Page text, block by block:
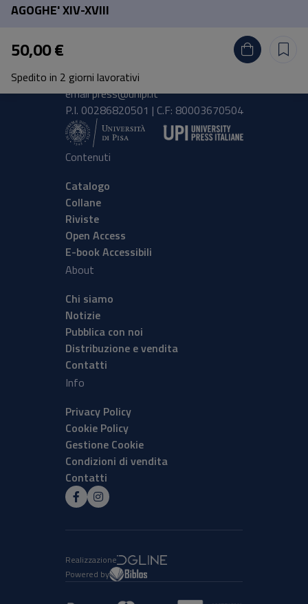
AGOGHE' XIV-XVIII
50,00 €
Spedito in 2 giorni lavorativi
Pisa University Press
Lungarno Pacinotti 43/44 56126 Pisa
tel.+39 050 2212056
emailpress@unipi.it
P.I. 00286820501 | C.F: 80003670504
Contenuti
Catalogo
Collane
Riviste
Open Access
E-book Accessibili
About
Chi siamo
Notizie
Pubblica con noi
Distribuzione e vendita
Contatti
Info
Privacy Policy
Cookie Policy
Gestione Cookie
Condizioni di vendita
Contatti
Realizzazione
Powered by